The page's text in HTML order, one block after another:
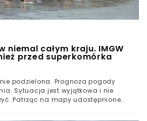
niemal całym kraju. IMGW
przed superkomórka
podzielona. Prognoza pogody
Sytuacja jest wyjątkowa i nie
Patrząc na mapy udostępnione